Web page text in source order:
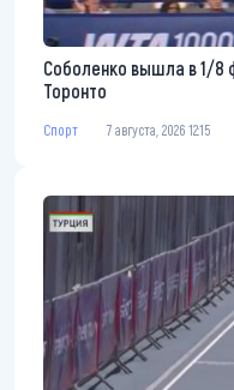
Соболенко вышла в 1/8
Торонто
Спорт 7 августа, 2026 12:15